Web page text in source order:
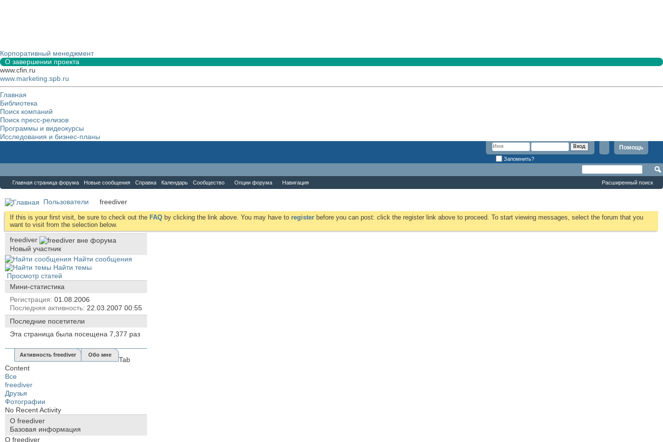
Корпоративный менеджмент
О завершении проекта
www.cfin.ru
www.marketing.spb.ru
Главная
Библиотека
Поиск компаний
Поиск пресс-релизов
Программы и видеокурсы
Исследования и бизнес-планы
Помощь
Запомнить?
Главная страница форума Новые сообщения Справка Календарь Сообщество Опции форума Навигация Расширенный поиск
Пользователи freediver
If this is your first visit, be sure to check out the FAQ by clicking the link above. You may have to register before you can post: click the register link above to proceed. To start viewing messages, select the forum that you
want to visit from the selection below.
freediver
Новый участник
Найти сообщения
Найти темы
Просмотр статей
Мини-статистика
Регистрация 01.08.2006
Последняя активность 22.03.2007 00:55
Последние посетители
Эта страница была посещена 7,377 раз
Активность freediver Обо мне
Tab
Content
Все
freediver
Друзья
Фотографии
No Recent Activity
О freediver
Базовая информация
О freediver